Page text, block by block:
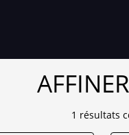
1 résultats